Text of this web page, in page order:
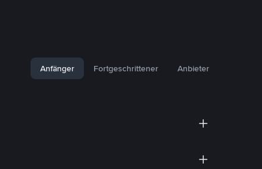
Anfänger Fortgeschrittener Anbieter